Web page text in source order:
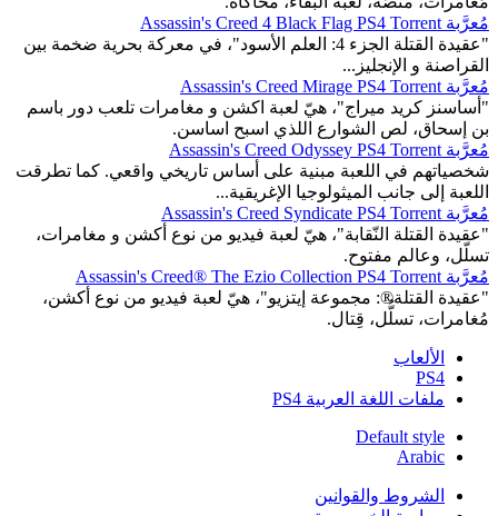
مُعرَّبة Assassin's Creed 4 Black Flag PS4 Torrent
"عقيدة القتلة الجزء 4: العلم الأسود"، في معركة بحرية ضخمة بين
القراصنة و الإنجليز...
مُعرَّبة Assassin's Creed Mirage PS4 Torrent
"أساسنز كريد ميراج"، هيّ لعبة اكشن و مغامرات تلعب دور باسم
بن إسحاق، لص الشوارع اللذي اسبح اساسن.
مُعرَّبة Assassin's Creed Odyssey PS4 Torrent
شخصياتهم في اللعبة مبنية على أساس تاريخي واقعي. كما تطرقت
اللعبة إلى جانب الميثولوجيا الإغريقية...
مُعرَّبة Assassin's Creed Syndicate PS4 Torrent
"عقيدة القتلة النّقابة"، هيّ لعبة فيديو من نوع أكشن و مغامرات،
تسلّل، وعالم مفتوح.
مُعرَّبة Assassin's Creed® The Ezio Collection PS4 Torrent
"عقيدة القتلة®: مجموعة إيتزيو"، هيّ لعبة فيديو من نوع أكشن،
مُغامرات، تسلُّل، قِتال.
الألعاب
PS4
ملفات اللغة العربية PS4
Default style
Arabic
الشروط والقوانين